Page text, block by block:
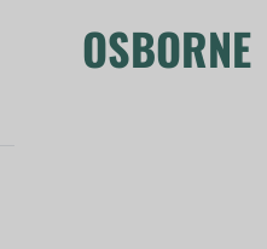
OSBORNE